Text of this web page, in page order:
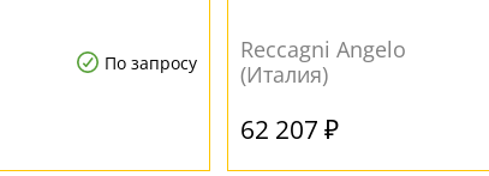
По запросу
Reccagni Angelo
(Италия)
62 207 ₽